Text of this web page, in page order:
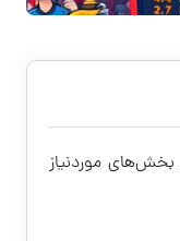
بخش‌های موردنیاز